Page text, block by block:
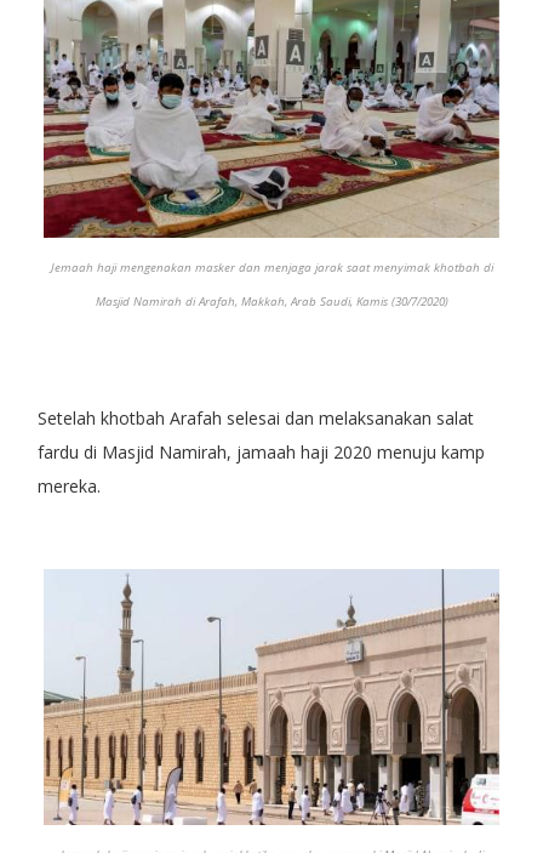
Jemaah haji mengenakan masker dan menjaga jarak saat menyimak khotbah di
Masjid Namirah di Arafah, Makkah, Arab Saudi, Kamis (30/7/2020)
Setelah khotbah Arafah selesai dan melaksanakan salat
fardu di Masjid Namirah, jamaah haji 2020 menuju kamp
mereka.